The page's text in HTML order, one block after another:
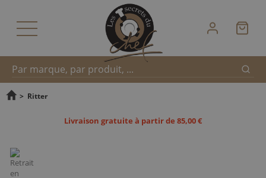
Recherche
> Ritter
Livraison gratuite à partir de 85,00 €